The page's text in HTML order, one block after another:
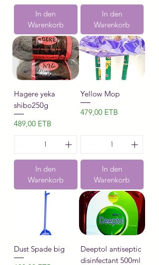
In den
Warenkorb
In den
Warenkorb
Hagere yeka
shibo250g
Preis
489,00 ETB
In den
Warenkorb
Yellow Mop
Preis
479,00 ETB
In den
Warenkorb
Dust Spade big
Deeptol antiseptic
disinfectant 500ml